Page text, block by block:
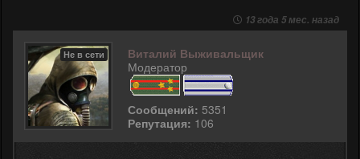
13 года 5 мес. назад
Не в сети
Виталий Выживальщик
Модератор
Сообщений: 5351
Репутация: 106